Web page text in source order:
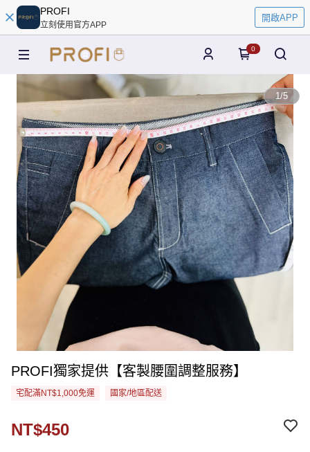
PROFI
立刻使用官方APP
開啟APP
0
1/5
PROFI獨家提供【客製腰圍調整服務】
宅配滿NT$1,000免運 國家/地區配送
NT$450